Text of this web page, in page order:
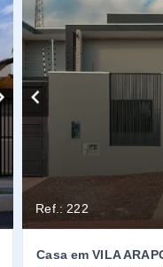
Ref.: 222
Casa em VILA